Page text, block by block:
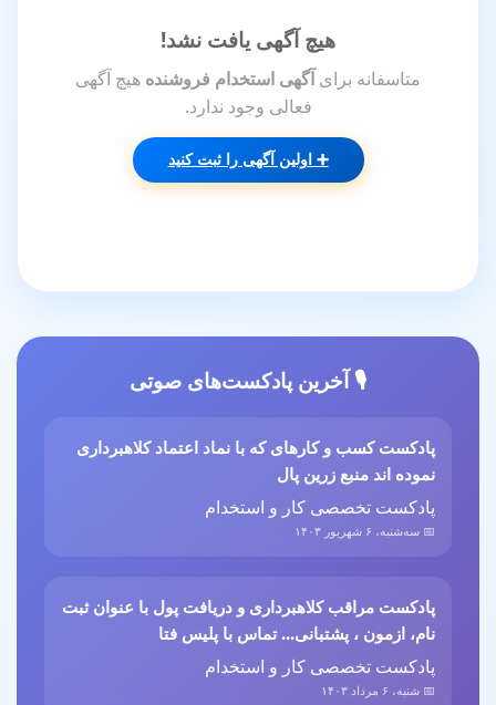
هیچ آگهی یافت نشد!
متاسفانه برای آگهی استخدام فروشنده هیچ آگهی
فعالی وجود ندارد.
➕ اولین آگهی را ثبت کنید
🎙️ آخرین پادکست‌های صوتی
پادکست کسب و کارهای که با نماد اعتماد کلاهبرداری
نموده اند منبع زرین پال
پادکست تخصصی کار و استخدام
📅 سه‌شنبه، ۶ شهریور ۱۴۰۳
پادکست مراقب کلاهبرداری و دریافت پول با عنوان ثبت
نام، ازمون ، پشتبانی... تماس با پلیس فتا
پادکست تخصصی کار و استخدام
📅 شنبه، ۶ مرداد ۱۴۰۳